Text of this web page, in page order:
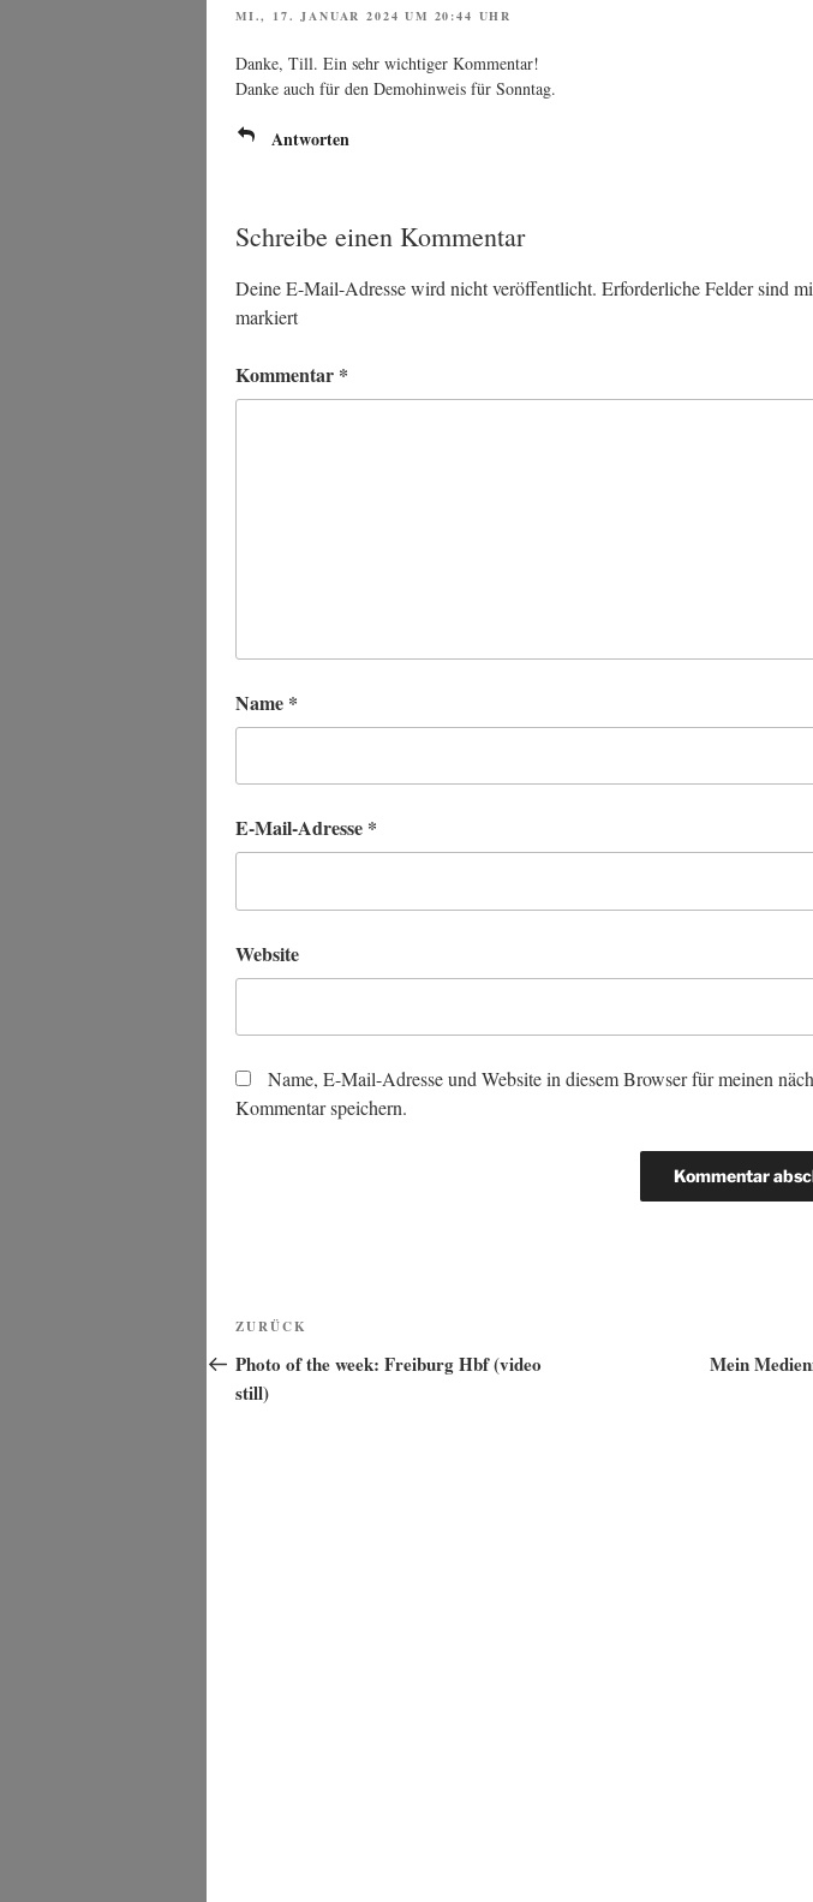
MI., 17. JANUAR 2024 UM 20:44 UHR
Dan­ke, Till. Ein sehr wich­ti­ger Kommentar!
Dan­ke auch für den Demo­hin­weis für Sonntag.
Antworten
Schreibe einen Kommentar
Deine E-Mail-Adresse wird nicht veröffentlicht. Erforderliche Felder sind
markiert
Kommentar *
Name *
E-Mail-Adresse *
Website
Name, E-Mail-Adresse und Website in diesem Browser für meinen
Kommentar speichern.
Beitragsnavigation
Vorheriger
Beitrag
ZURÜCK
Photo of the week: Freiburg Hbf (video
still)
Mein